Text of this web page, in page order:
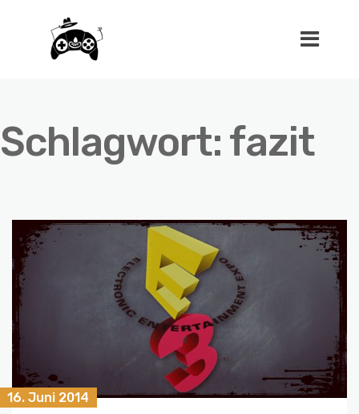
Schlagwort: fazit
16. Juni 2014